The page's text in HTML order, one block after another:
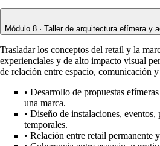
Módulo 8 · Taller de arquitectura efímera y
Trasladar los conceptos del retail y la
experienciales y de alto impacto visual
de relación entre espacio, comunicación
• Desarrollo de propuestas
una marca.
• Diseño de instalaciones,
temporales.
• Relación entre retail permanente